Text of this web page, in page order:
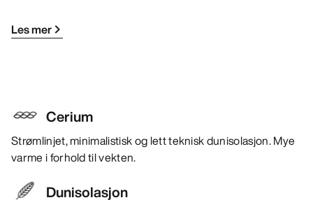
Les mer
Cerium
Strømlinjet, minimalistisk og lett teknisk dunisolasjon. Mye
varme i forhold til vekten.
Dunisolasjon